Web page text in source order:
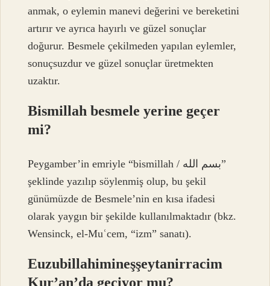
anmak, o eylemin manevi değerini ve bereketini
artırır ve ayrıca hayırlı ve güzel sonuçlar
doğurur. Besmele çekilmeden yapılan eylemler,
sonuçsuzdur ve güzel sonuçlar üretmekten
uzaktır.
Bismillah besmele yerine geçer
mi?
Peygamber’in emriyle “bismillah / بسم الله”
şeklinde yazılıp söylenmiş olup, bu şekil
günümüzde de Besmele’nin en kısa ifadesi
olarak yaygın bir şekilde kullanılmaktadır (bkz.
Wensinck, el-Muʿcem, “izm” sanatı).
Euzubillahimineşşeytanirracim
Kur’an’da geçiyor mu?